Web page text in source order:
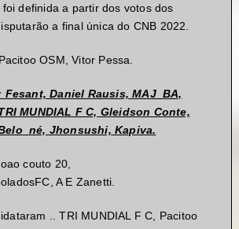
definida a partir dos votos dos
a final única do CNB 2022.
OSM, Vitor Pessa.
Fesant, Daniel Rausis, MAJ_BA,
MUNDIAL F C, Gleidson Conte,
Jhonsushi, Kapiva.
couto 20,
A E Zanetti.
.. TRI MUNDIAL F C, Pacitoo